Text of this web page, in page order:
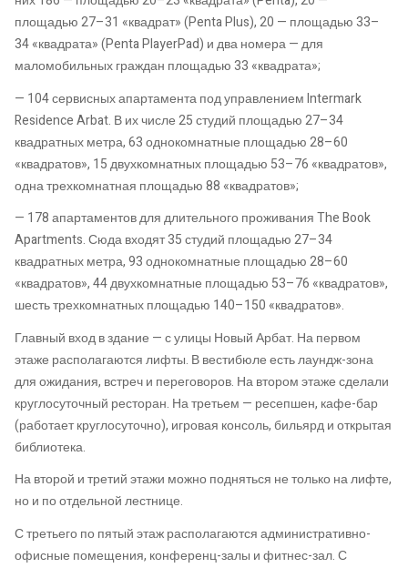
площадью 27–31 «квадрат» (Penta Plus), 20 — площадью 33–
34 «квадрата» (Penta PlayerPad) и два номера — для
маломобильных граждан площадью 33 «квадрата»;
— 104 сервисных апартамента под управлением Intermark
Residence Arbat. В их числе 25 студий площадью 27–34
квадратных метра, 63 однокомнатные площадью 28–60
«квадратов», 15 двухкомнатных площадью 53–76 «квадратов»,
одна трехкомнатная площадью 88 «квадратов»;
— 178 апартаментов для длительного проживания The Book
Apartments. Сюда входят 35 студий площадью 27–34
квадратных метра, 93 однокомнатные площадью 28–60
«квадратов», 44 двухкомнатные площадью 53–76 «квадратов»,
шесть трехкомнатных площадью 140–150 «квадратов».
Главный вход в здание — с улицы Новый Арбат. На первом
этаже располагаются лифты. В вестибюле есть лаундж-зона
для ожидания, встреч и переговоров. На втором этаже сделали
круглосуточный ресторан. На третьем — ресепшен, кафе-бар
(работает круглосуточно), игровая консоль, бильярд и открытая
библиотека.
На второй и третий этажи можно подняться не только на лифте,
но и по отдельной лестнице.
С третьего по пятый этаж располагаются административно-
офисные помещения, конференц-залы и фитнес-зал. С